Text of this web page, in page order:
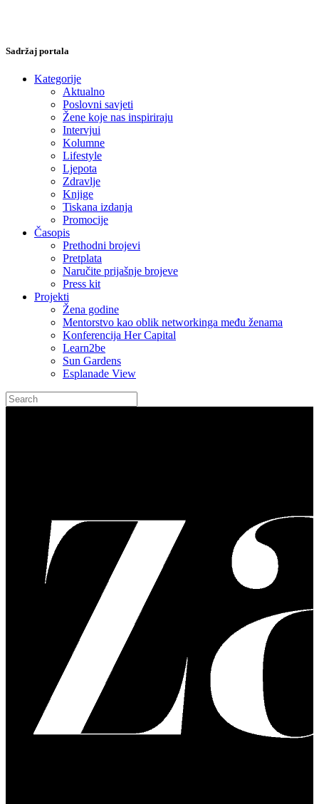
Sadržaj portala
Kategorije
Aktualno
Poslovni savjeti
Žene koje nas inspiriraju
Intervjui
Kolumne
Lifestyle
Ljepota
Zdravlje
Knjige
Tiskana izdanja
Promocije
Časopis
Prethodni brojevi
Pretplata
Naručite prijašnje brojeve
Press kit
Projekti
Žena godine
Mentorstvo kao oblik networkinga među ženama
Konferencija Her Capital
Learn2be
Sun Gardens
Esplanade View